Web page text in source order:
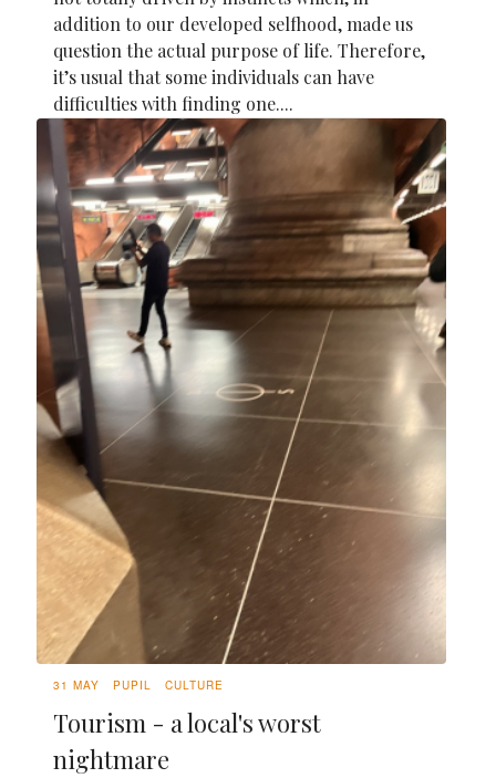
addition to our developed selfhood, made us
question the actual purpose of life. Therefore,
it’s usual that some individuals can have
difficulties with finding one....
31 MAY PUPIL CULTURE
Tourism - a local's worst
nightmare